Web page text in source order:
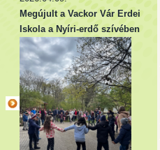
Megújult a Vackor Vár Erdei
Iskola a Nyíri-erdő szívében